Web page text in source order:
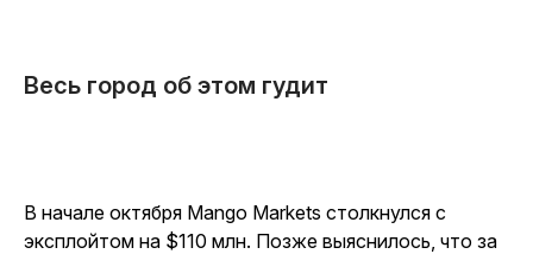
Весь город об этом гудит
В начале октября Mango Markets столкнулся с
эксплойтом на $110 млн. Позже выяснилось, что за